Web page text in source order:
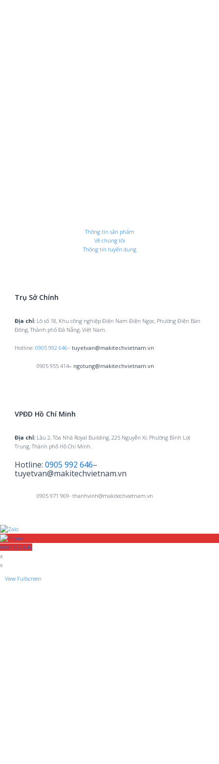
Thông tin sản phẩm
Về chúng tôi
Thông tin tuyển dụng
Trụ Sở Chính
Địa chỉ: Lô số 18, Khu công nghiệp Điện Nam Điện Ngọc, Phường Điện Bàn
Đông, Thành phố Đà Nẵng, Việt Nam.
Hotline: 0905 992 646– tuyetvan@makitechvietnam.vn
0905 955 414– ngotung@makitechvietnam.vn
VPĐD Hồ Chí Minh
Địa chỉ: Lầu 2, Tòa Nhà Royal Building, 225 Nguyễn Xí, Phường Bình Lợi
Trung, Thành phố Hồ Chí Minh.
Hotline: 0905 992 646–
tuyetvan@makitechvietnam.vn
0905 971 969- thanhvinh@makitechvietnam.vn
0905 992 646
x
x
View Fullscreen